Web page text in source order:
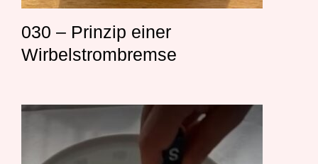
030 – Prinzip einer
Wirbelstrombremse